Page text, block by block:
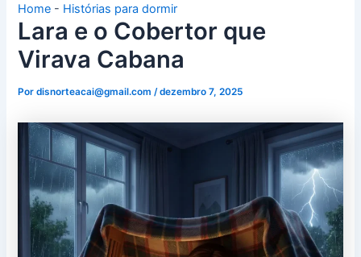
Home - Histórias para dormir
Lara e o Cobertor que
Virava Cabana
Pordisnorteacai@gmail.com/dezembro 7, 2025